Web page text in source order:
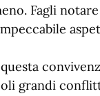
Fagli
grandi